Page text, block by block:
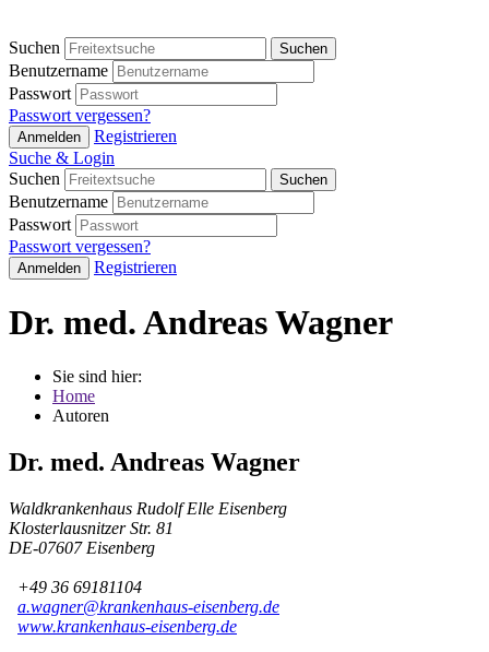
Suchen Suchen
Benutzername
Passwort
Passwort vergessen?
Anmelden
Registrieren
Suche & Login
Suchen
Suchen
Benutzername
Passwort
Passwort vergessen?
Anmelden Registrieren
Dr. med. Andreas Wagner
Sie sind hier:
Home
Autoren
Dr. med. Andreas Wagner
Waldkrankenhaus Rudolf Elle Eisenberg
Klosterlausnitzer Str. 81
DE-07607 Eisenberg
+49 36 69181104
a.wagner@krankenhaus-eisenberg.de
www.krankenhaus-eisenberg.de